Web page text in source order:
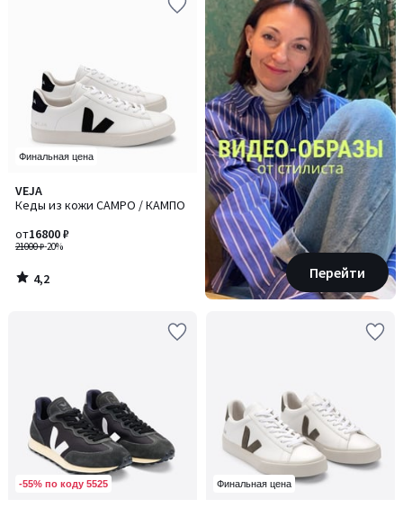
Финальная цена
VEJA
Кеды из кожи CAMPO / КАМПО
21000 ₽-20%
от16800 ₽
4,2
/ 5
4,2
/
Перейти
-55% по коду 5525 Финальная цена